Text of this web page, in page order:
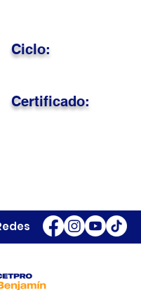
Ciclo:
Certificado: